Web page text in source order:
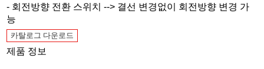
- 회전방향 전환 스위치 --> 결선 변경없이 회전방향 변경 가
능
카탈로그 다운로드
제품 정보